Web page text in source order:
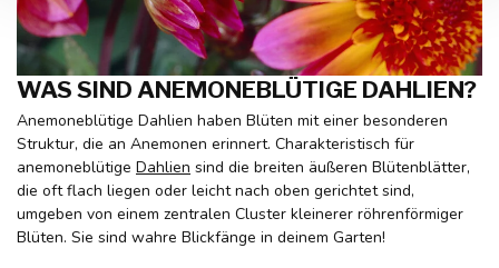
WAS SIND ANEMONEBLÜTIGE DAHLIEN?
Anemoneblütige Dahlien haben Blüten mit einer besonderen
Struktur, die an Anemonen erinnert. Charakteristisch für
anemoneblütige Dahlien sind die breiten äußeren Blütenblätter,
die oft flach liegen oder leicht nach oben gerichtet sind,
umgeben von einem zentralen Cluster kleinerer röhrenförmiger
Blüten. Sie sind wahre Blickfänge in deinem Garten!